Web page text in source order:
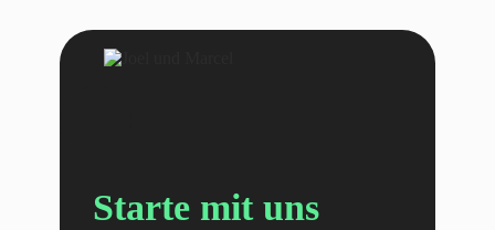
Starte mit uns